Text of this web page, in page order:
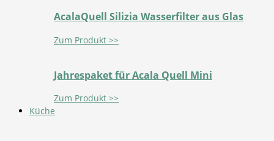
AcalaQuell Silizia Wasserfilter aus Glas
Zum Produkt >>
Jahrespaket für Acala Quell Mini
Zum Produkt >>
Küche